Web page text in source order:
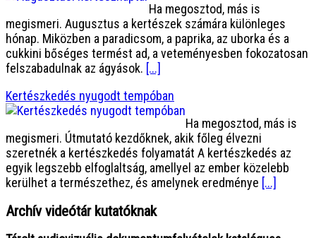
Ha megosztod, más is
megismeri. Augusztus a kertészek számára különleges
hónap. Miközben a paradicsom, a paprika, az uborka és a
cukkini bőséges termést ad, a veteményesben fokozatosan
felszabadulnak az ágyások. [...]
Kertészkedés nyugodt tempóban
Ha megosztod, más is
megismeri. Útmutató kezdőknek, akik főleg élvezni
szeretnék a kertészkedés folyamatát A kertészkedés az
egyik legszebb elfoglaltság, amellyel az ember közelebb
kerülhet a természethez, és amelynek eredménye [...]
Archív videótár kutatóknak